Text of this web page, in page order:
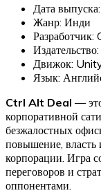
Дата
Жанр: Инди
Движок:
Язык:
Ctrl Alt Deal —
корпоративной
безжалостных
повышение, власть
корпорации. Игра
переговоров и
оппонентами.